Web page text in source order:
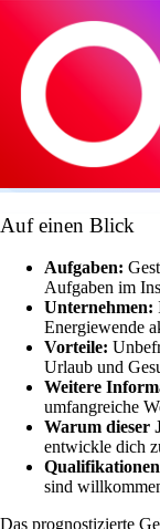
Auf einen Blick
Aufgaben:
Aufgaben im
Unternehmen:
Energiewende
Vorteile:
Urlaub und
Weitere
umfangreiche
Warum dieser
entwickle dich
sind
Das prognostizierte